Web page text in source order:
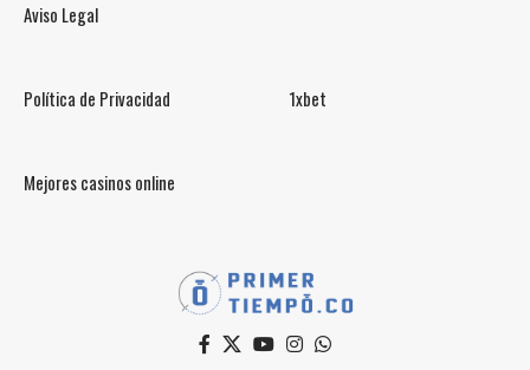
Aviso Legal
Política de Privacidad 1xbet
Mejores casinos online